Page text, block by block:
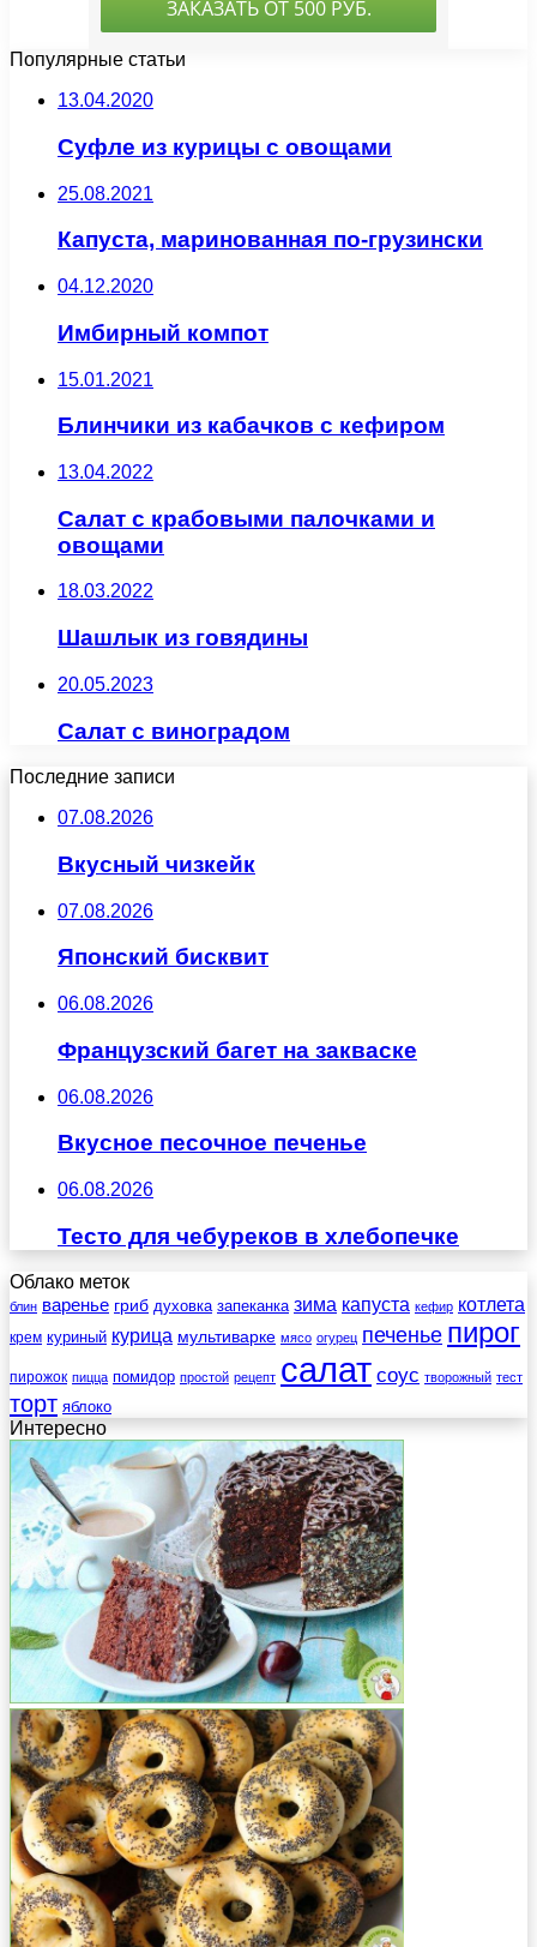
Популярные статьи
13.04.2020
Суфле из курицы с овощами
25.08.2021
Капуста, маринованная по-грузински
04.12.2020
Имбирный компот
15.01.2021
Блинчики из кабачков с кефиром
13.04.2022
Салат с крабовыми палочками и
овощами
18.03.2022
Шашлык из говядины
20.05.2023
Салат с виноградом
Последние записи
07.08.2026
Вкусный чизкейк
07.08.2026
Японский бисквит
06.08.2026
Французский багет на закваске
06.08.2026
Вкусное песочное печенье
06.08.2026
Тесто для чебуреков в хлебопечке
Облако меток
блин варенье гриб духовка запеканка зима капуста кефир котлета
крем куриный курица мультиварке мясо огурец печенье пирог
пирожок пицца помидор простой рецепт салат соус творожный тест
торт яблоко
Интересно